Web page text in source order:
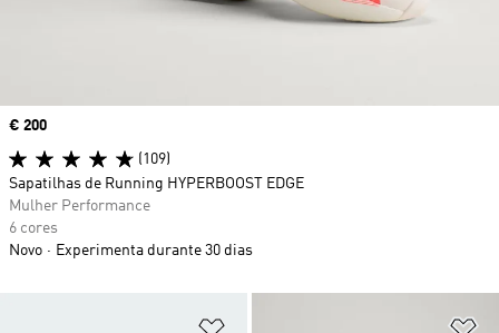
Adicionar à Lista de Desejos
Price
€ 200
(109)
Sapatilhas de Running HYPERBOOST EDGE
Mulher Performance
6 cores
Novo
Experimenta durante 30 dias